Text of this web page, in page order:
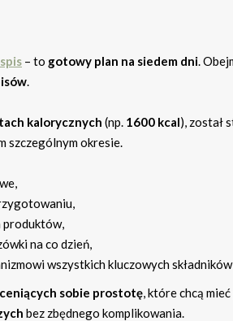
– to gotowy plan na siedem dni.
.
kalorycznych (np. 1600 kcal), został
szczególnym okresie.
produktów,
na co dzień,
wszystkich kluczowych
sobie prostotę, które chcą
bez zbędnego komplikowania.